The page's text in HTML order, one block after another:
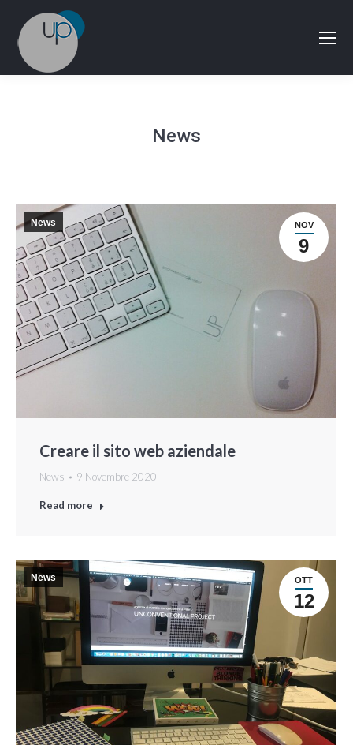
News
NOV
9
News
Creare il sito web aziendale
News 9 Novembre 2020
Read more
OTT
12
News